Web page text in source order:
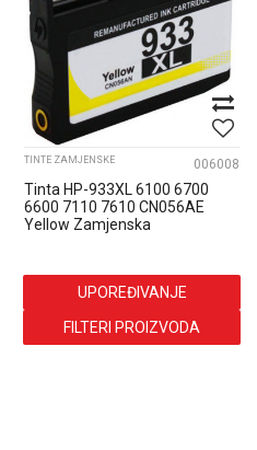
TINTE ZAMJENSKE 006008
Tinta HP-933XL 6100 6700
6600 7110 7610 CN056AE
Yellow Zamjenska
UPOREĐIVANJE
FILTERI PROIZVODA